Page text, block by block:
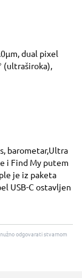
dual pixel
(ultraširoka),
barometar,Ultra
i Find My putem
je iz paketa
USB-C ostavljen
odgovarati stvarnom